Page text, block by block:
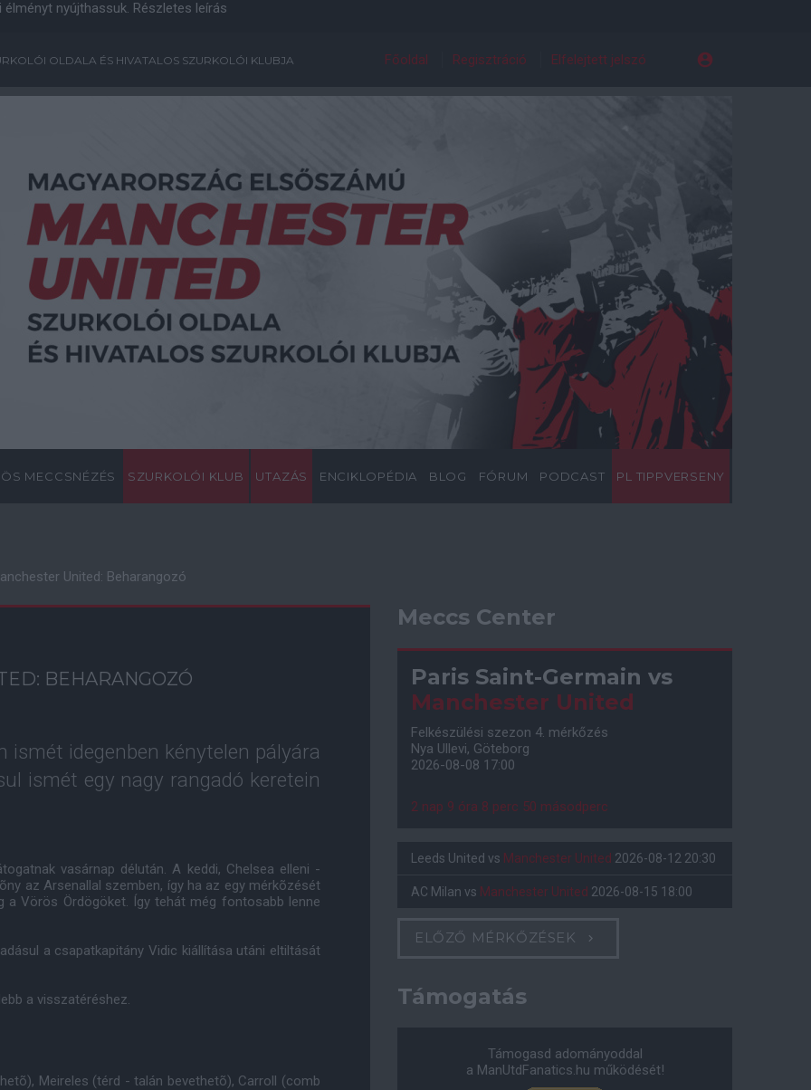
nyújthassuk. Részletes leírás
OLDALA ÉS HIVATALOS SZURKOLÓI KLUBJA Főoldal Regisztráció Elfelejtett jelszó
MECCSNÉZÉS SZURKOLÓI KLUB UTAZÁS ENCIKLOPÉDIA BLOG FÓRUM PODCAST PL TIPPVERSENY
United: Beharangozó
BEHARANGOZÓ
ismét idegenben kénytelen pályára
ismét egy nagy rangadó keretein
vasárnap délután. A keddi, Chelsea elleni -
az Arsenallal szemben, így ha az egy mérkõzését
Vörös Ördögöket. Így tehát még fontosabb lenne
a csapatkapitány Vidic kiállítása utáni eltiltását
a visszatéréshez.
Meireles (térd - talán bevethetõ), Carroll (comb
Meccs Center
Paris Saint-Germain vs
Manchester United
Felkészülési szezon 4. mérkőzés
Nya Ullevi, Göteborg
2026-08-08 17:00
2 nap 9 óra 8 perc 49 másodperc
Leeds United vs Manchester United 2026-08-12 20:30
AC Milan vs Manchester United 2026-08-15 18:00
ELŐZŐ MÉRKŐZÉSEK
Támogatás
Támogasd adományoddal
a ManUtdFanatics.hu működését!